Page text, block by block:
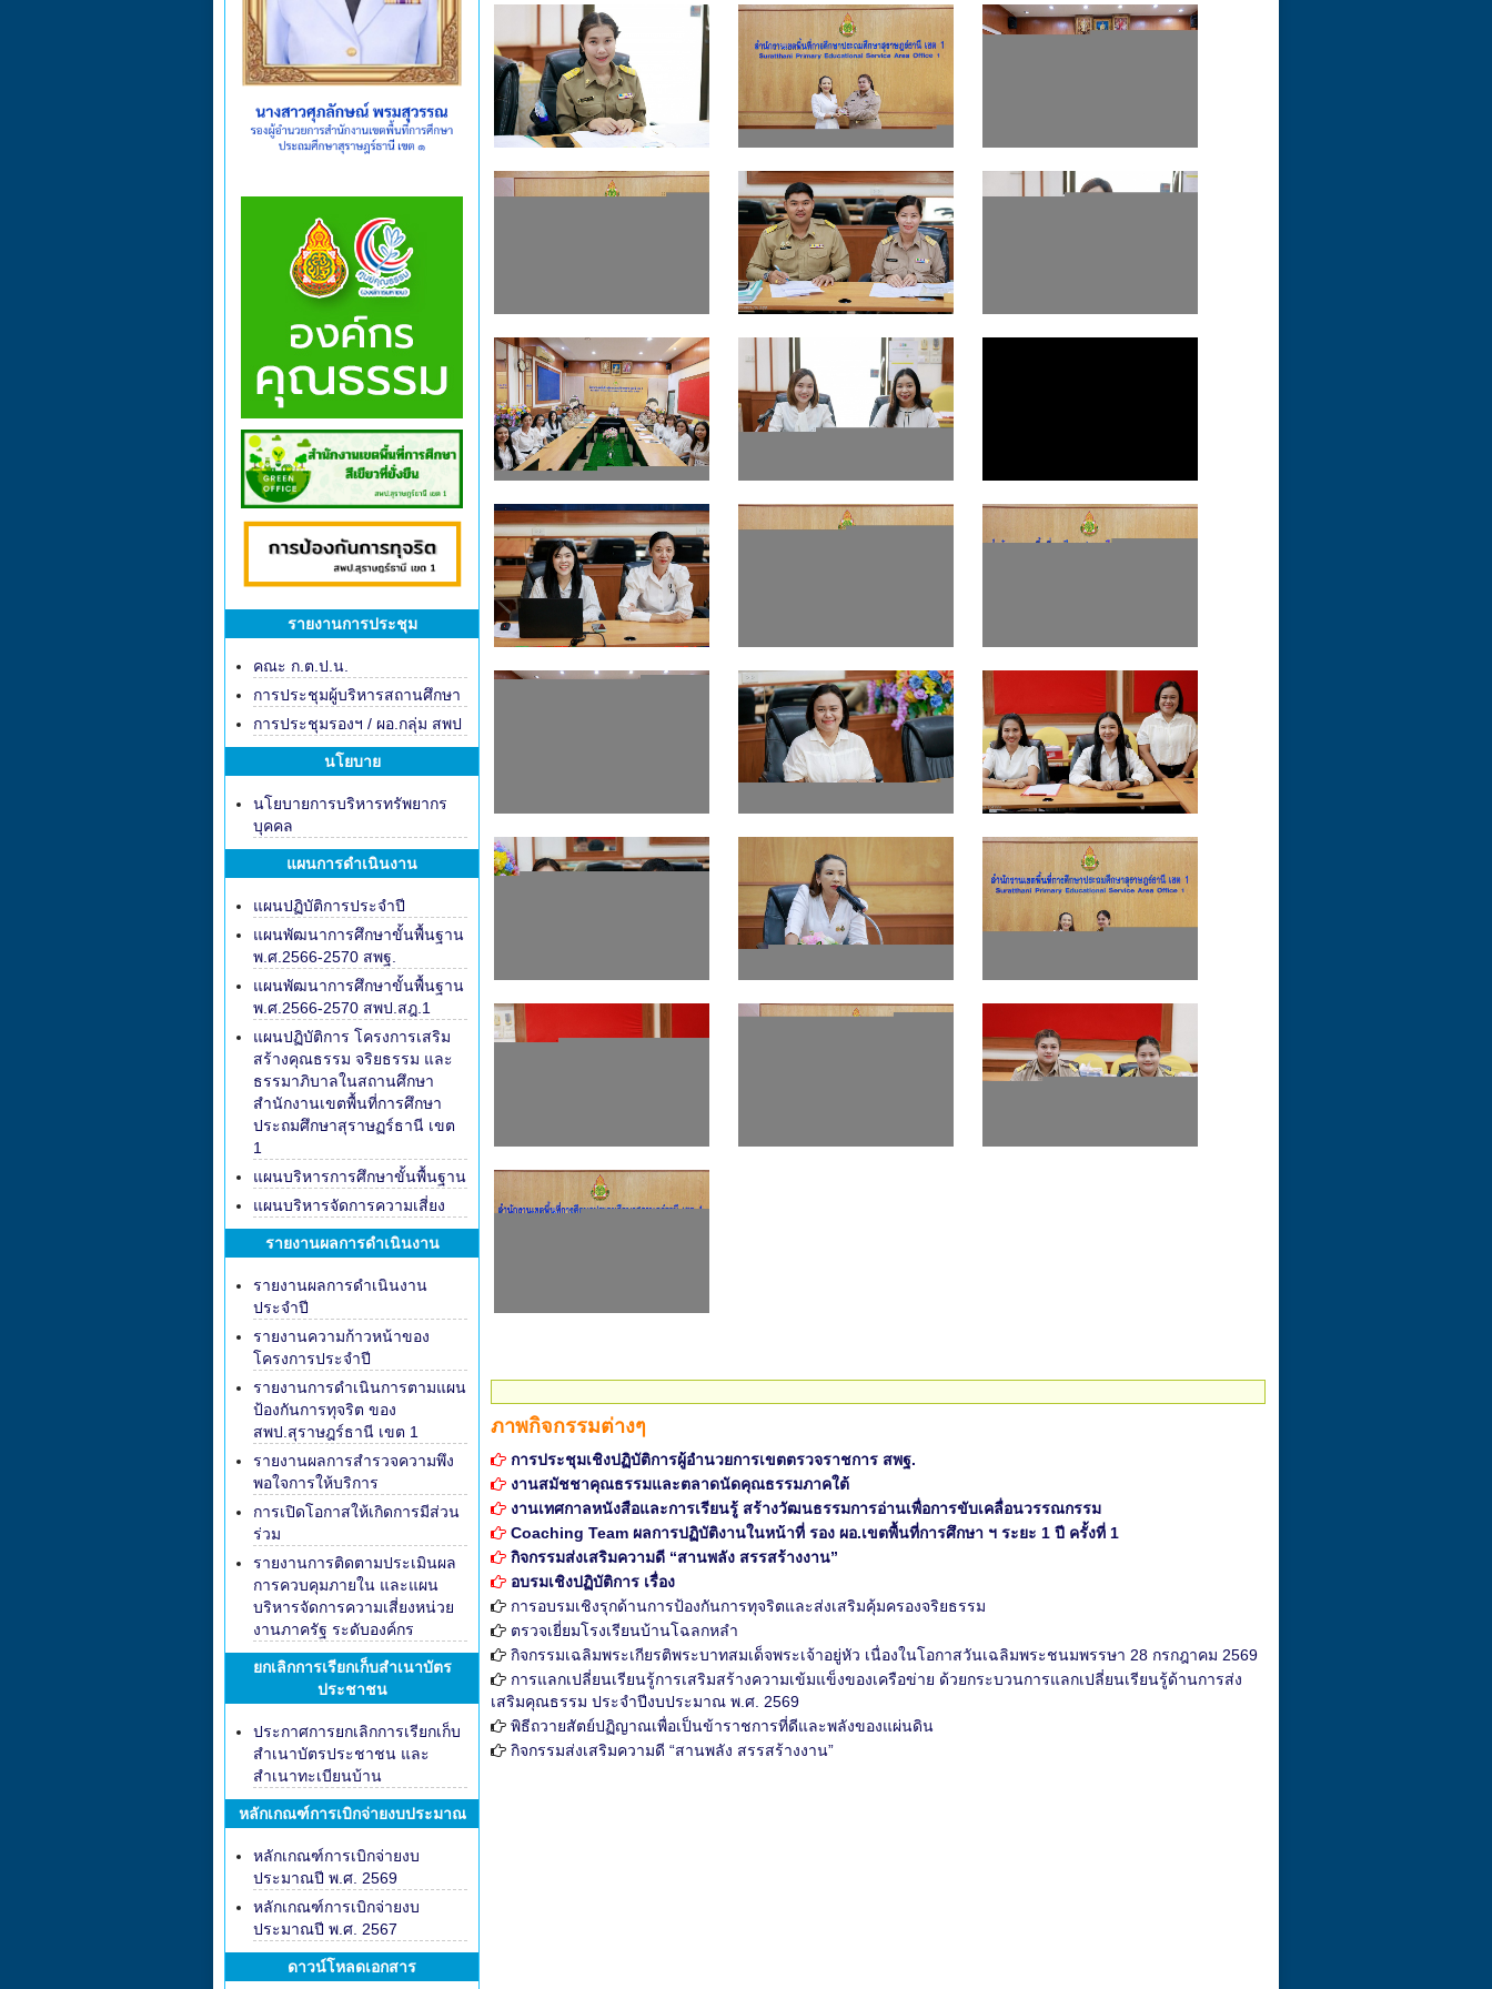
รายงานการประชุม
คณะ ก.ต.ป.น.
การประชุมผู้บริหารสถานศึกษา
การประชุมรองฯ / ผอ.กลุ่ม สพป
นโยบาย
นโยบายการบริหารทรัพยากร
บุคคล
แผนการดำเนินงาน
แผนปฏิบัติการประจำปี
แผนพัฒนาการศึกษาขั้นพื้นฐาน
พ.ศ.2566-2570 สพฐ.
แผนพัฒนาการศึกษาขั้นพื้นฐาน
พ.ศ.2566-2570 สพป.สฎ.1
แผนปฏิบัติการ โครงการเสริม
สร้างคุณธรรม จริยธรรม และ
ธรรมาภิบาลในสถานศึกษา
สำนักงานเขตพื้นที่การศึกษา
ประถมศึกษาสุราษฏร์ธานี เขต
1
แผนบริหารการศึกษาขั้นพื้นฐาน
แผนบริหารจัดการความเสี่ยง
รายงานผลการดำเนินงาน
รายงานผลการดำเนินงาน
ประจำปี
รายงานความก้าวหน้าของ
โครงการประจำปี
รายงานการดำเนินการตามแผน
ป้องกันการทุจริต ของ
สพป.สุราษฎร์ธานี เขต 1
รายงานผลการสำรวจความพึง
พอใจการให้บริการ
การเปิดโอกาสให้เกิดการมีส่วน
ร่วม
รายงานการติดตามประเมินผล
การควบคุมภายใน และแผน
บริหารจัดการความเสี่ยงหน่วย
งานภาครัฐ ระดับองค์กร
ยกเลิกการเรียกเก็บสำเนาบัตร
ประชาชน
ประกาศการยกเลิกการเรียกเก็บ
สำเนาบัตรประชาชน และ
สำเนาทะเบียนบ้าน
หลักเกณฑ์การเบิกจ่ายงบประมาณ
หลักเกณฑ์การเบิกจ่ายงบ
ประมาณปี พ.ศ. 2569
หลักเกณฑ์การเบิกจ่ายงบ
ประมาณปี พ.ศ. 2567
ดาวน์โหลดเอกสาร
ภาพกิจกรรมต่างๆ
การประชุมเชิงปฏิบัติการผู้อำนวยการเขตตรวจราชการ สพฐ.
งานสมัชชาคุณธรรมและตลาดนัดคุณธรรมภาคใต้
งานเทศกาลหนังสือและการเรียนรู้ สร้างวัฒนธรรมการอ่านเพื่อการขับเคลื่อนวรรณกรรม
Coaching Team ผลการปฏิบัติงานในหน้าที่ รอง ผอ.เขตพื้นที่การศึกษา ฯ ระยะ 1 ปี ครั้งที่ 1
กิจกรรมส่งเสริมความดี “สานพลัง สรรสร้างงาน”
อบรมเชิงปฏิบัติการ เรื่อง
การอบรมเชิงรุกด้านการป้องกันการทุจริตและส่งเสริมคุ้มครองจริยธรรม
ตรวจเยี่ยมโรงเรียนบ้านโฉลกหลำ
กิจกรรมเฉลิมพระเกียรติพระบาทสมเด็จพระเจ้าอยู่หัว เนื่องในโอกาสวันเฉลิมพระชนมพรรษา 28 กรกฎาคม 2569
การแลกเปลี่ยนเรียนรู้การเสริมสร้างความเข้มแข็งของเครือข่าย ด้วยกระบวนการแลกเปลี่ยนเรียนรู้ด้านการส่ง
เสริมคุณธรรม ประจำปีงบประมาณ พ.ศ. 2569
พิธีถวายสัตย์ปฏิญาณเพื่อเป็นข้าราชการที่ดีและพลังของแผ่นดิน
กิจกรรมส่งเสริมความดี “สานพลัง สรรสร้างงาน”